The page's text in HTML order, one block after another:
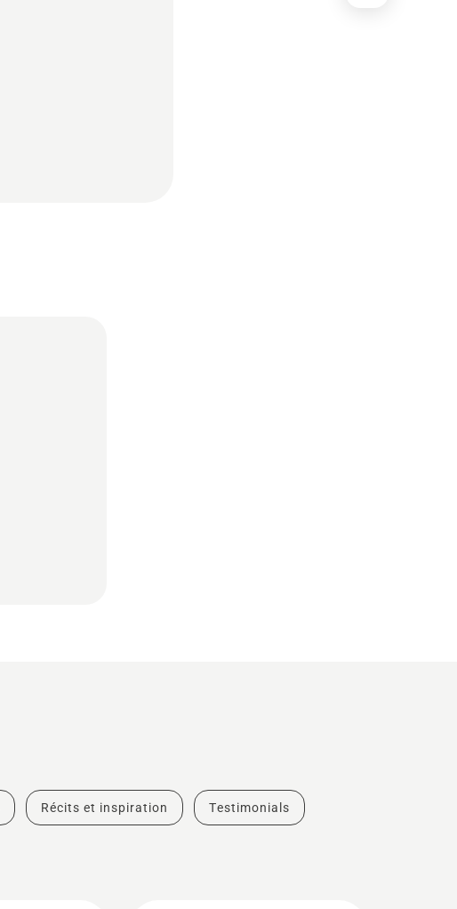
Récits et inspiration Testimonials